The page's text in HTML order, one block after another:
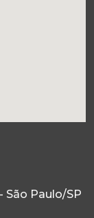
São Paulo/SP